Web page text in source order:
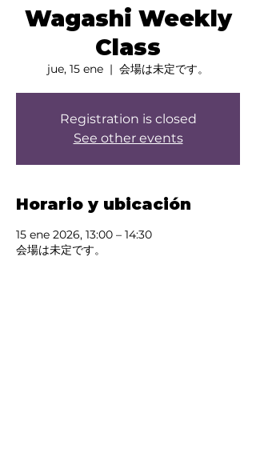
Wagashi Weekly
Class
jue, 15 ene
  |
会場は未定です。
Registration is closed
See other events
Horario y ubicación
15 ene 2026, 13:00 – 14:30
会場は未定です。